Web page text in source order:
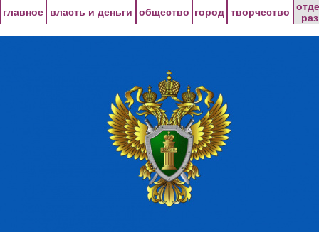
главное власть и деньги общество город творчество